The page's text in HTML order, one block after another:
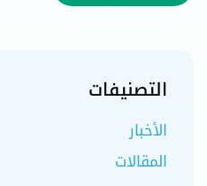
التصنيفات
الأخبار
المقالات